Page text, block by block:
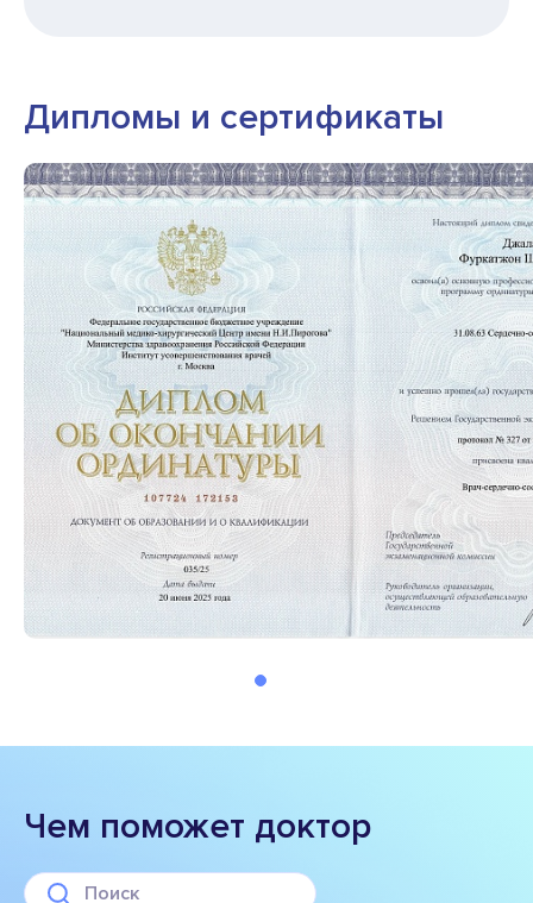
Дипломы и сертификаты
Чем поможет доктор